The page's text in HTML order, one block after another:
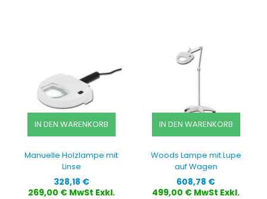
IN DEN WARENKORB
Manuelle Holzlampe mit
Linse
Preis
328,18 €
269,00 € MwSt Exkl.
IN DEN WARENKORB
Woods Lampe mit Lupe
auf Wagen
Preis
608,78 €
499,00 € MwSt Exkl.